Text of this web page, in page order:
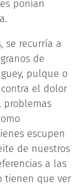
ponían
se recurría a
de
pulque o
el dolor
problemas
escupen
de nuestros
a las
tienen que ver